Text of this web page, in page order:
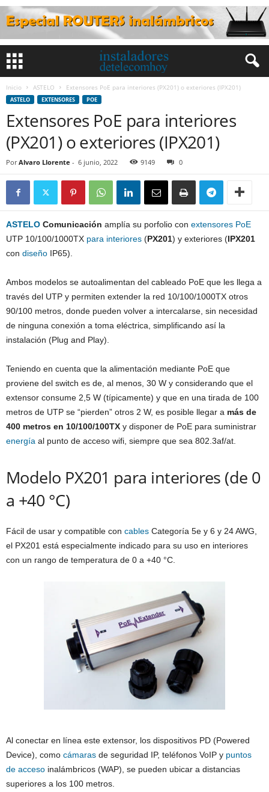
Inicio ASTELO Extensores PoE para interiores (PX201) o exteriores (IPX201)
ASTELO EXTENSORES POE
Extensores PoE para interiores
(PX201) o exteriores (IPX201)
Por Alvaro Llorente - 6 junio, 2022 9149 0
ASTELO Comunicación amplía su porfolio con extensores PoE
UTP 10/100/1000TX para interiores (PX201) y exteriores (IPX201
con diseño IP65).
Ambos modelos se autoalimentan del cableado PoE que les llega a
través del UTP y permiten extender la red 10/100/1000TX otros
90/100 metros, donde pueden volver a intercalarse, sin necesidad
de ninguna conexión a toma eléctrica, simplificando así la
instalación (Plug and Play).
Teniendo en cuenta que la alimentación mediante PoE que
proviene del switch es de, al menos, 30 W y considerando que el
extensor consume 2,5 W (típicamente) y que en una tirada de 100
metros de UTP se “pierden” otros 2 W, es posible llegar a más de
400 metros en 10/100/100TX y disponer de PoE para suministrar
energía al punto de acceso wifi, siempre que sea 802.3af/at.
Modelo PX201 para interiores (de 0
a +40 °C)
Fácil de usar y compatible con cables Categoría 5e y 6 y 24 AWG,
el PX201 está especialmente indicado para su uso en interiores
con un rango de temperatura de 0 a +40 °C.
Al conectar en línea este extensor, los dispositivos PD (Powered
Device), como cámaras de seguridad IP, teléfonos VoIP y puntos
de acceso inalámbricos (WAP), se pueden ubicar a distancias
superiores a los 100 metros.